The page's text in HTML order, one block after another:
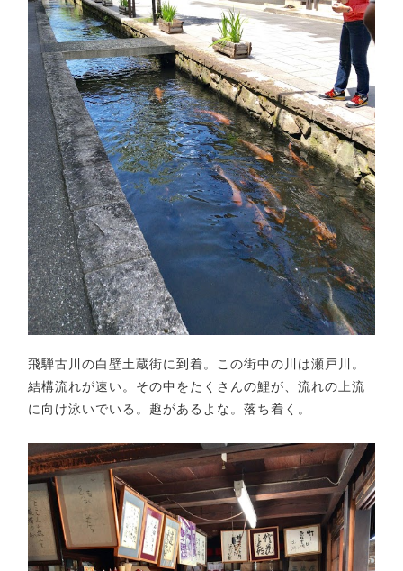
飛騨古川の白壁土蔵街に到着。この街中の川は瀬戸川。
結構流れが速い。その中をたくさんの鯉が、流れの上流
に向け泳いでいる。趣があるよな。落ち着く。